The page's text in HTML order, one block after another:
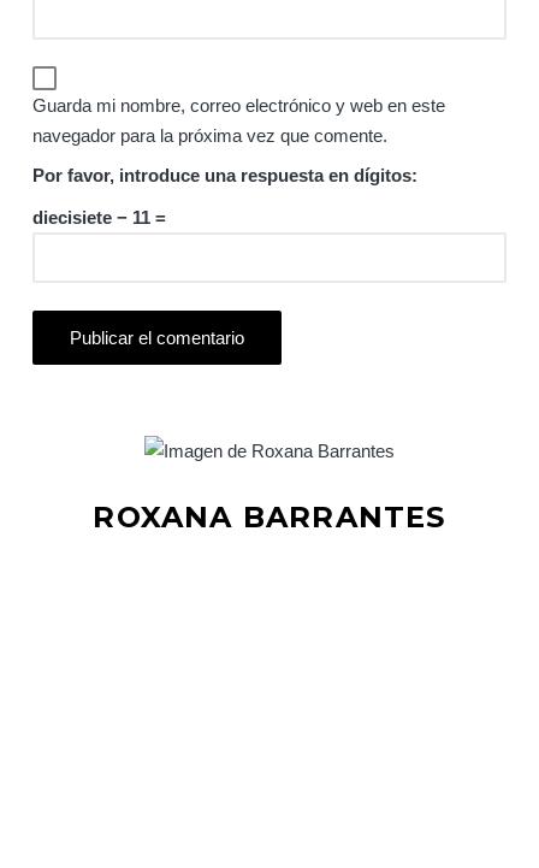
Guarda mi nombre, correo electrónico y web en este
navegador para la próxima vez que comente.
Por favor, introduce una respuesta en dígitos:
diecisiete − 11 =
ROXANA BARRANTES